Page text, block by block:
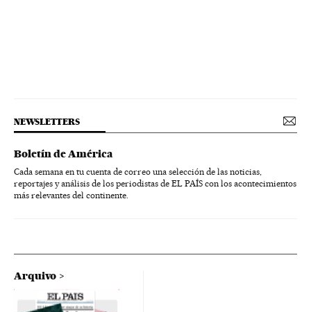
NEWSLETTERS
Boletín de América
Cada semana en tu cuenta de correo una selección de las noticias,
reportajes y análisis de los periodistas de EL PAÍS con los acontecimientos
más relevantes del continente.
Arquivo